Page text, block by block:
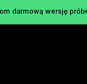
darmową wersję